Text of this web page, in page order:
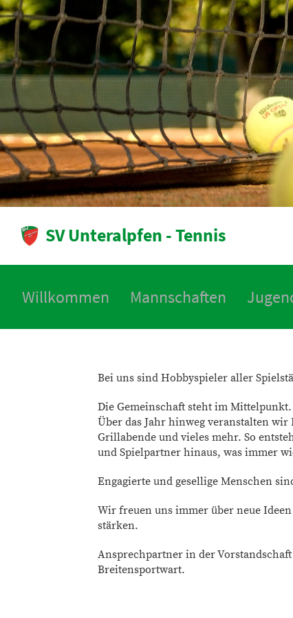
SV Unteralpfen - Tennis
Willkommen Mannschaften
Bei uns sind Hobbyspieler aller
Die Gemeinschaft steht im Mittelpunkt.
Über das Jahr hinweg veranstalten
Grillabende und vieles mehr. So
und Spielpartner hinaus, was immer
Engagierte und gesellige Menschen
Wir freuen uns immer über neue
stärken.
Ansprechpartner in der
Breitensportwart.